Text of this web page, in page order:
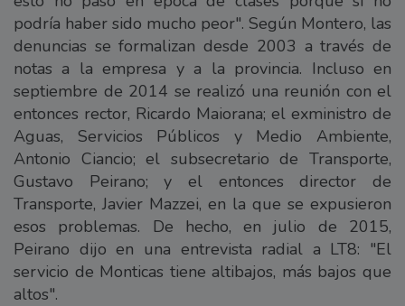
podría haber sido mucho peor". Según Montero, las
denuncias se formalizan desde 2003 a través de
notas a la empresa y a la provincia. Incluso en
septiembre de 2014 se realizó una reunión con el
entonces rector, Ricardo Maiorana; el exministro de
Aguas, Servicios Públicos y Medio Ambiente,
Antonio Ciancio; el subsecretario de Transporte,
Gustavo Peirano; y el entonces director de
Transporte, Javier Mazzei, en la que se expusieron
esos problemas. De hecho, en julio de 2015,
Peirano dijo en una entrevista radial a LT8: "El
servicio de Monticas tiene altibajos, más bajos que
altos".